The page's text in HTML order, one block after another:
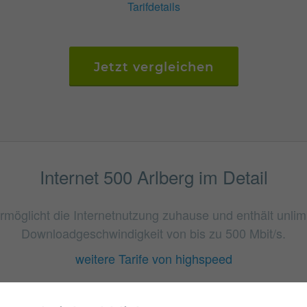
Tarifdetails
Jetzt vergleichen
Internet 500 Arlberg im Detail
die Internetnutzung zuhause und enthält
Downloadgeschwindigkeit von bis zu 500 Mbit/s.
weitere Tarife von highspeed